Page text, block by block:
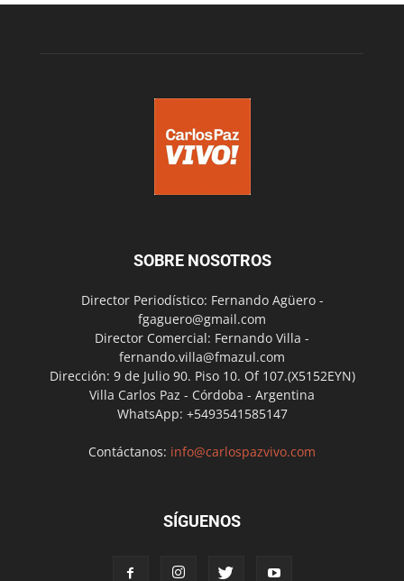
SOBRE NOSOTROS
Director Periodístico: Fernando Agüero -
fgaguero@gmail.com
Director Comercial: Fernando Villa -
fernando.villa@fmazul.com
Dirección: 9 de Julio 90. Piso 10. Of 107.(X5152EYN)
Villa Carlos Paz - Córdoba - Argentina
WhatsApp: +5493541585147
Contáctanos: info@carlospazvivo.com
SÍGUENOS